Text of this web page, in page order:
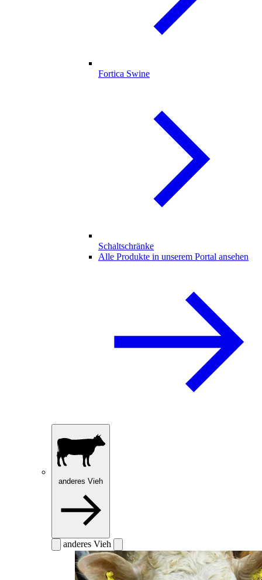
Fortica Swine
Schaltschränke
Alle Produkte in unserem Portal ansehen
anderes Vieh
anderes Vieh